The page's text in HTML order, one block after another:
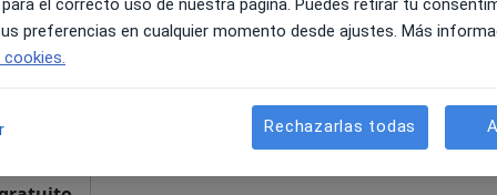
el correcto uso de nuestra página. Puedes retirar tu
preferencias en cualquier momento desde ajustes. Más
Rechazarlas todas